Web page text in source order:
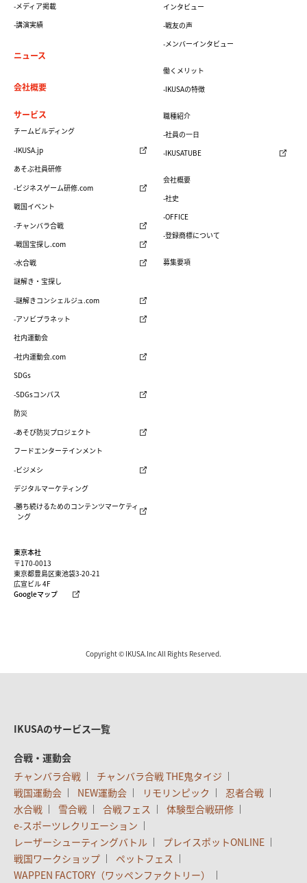
-メディア掲載
-講演実績
ニュース
会社概要
東京本社
〒170-0013
東京都豊島区東池袋3-20-21
広宣ビル 4F
Googleマップ
サービス
チームビルディング
-IKUSA.jp
あそぶ社員研修
-ビジネスゲーム研修.com
戦国イベント
-チャンバラ合戦
-戦国宝探し.com
-水合戦
謎解き・宝探し
-謎解きコンシェルジュ.com
-アソビプラネット
社内運動会
-社内運動会.com
SDGs
-SDGsコンパス
防災
-あそび防災プロジェクト
フードエンターテインメント
-ビジメシ
デジタルマーケティング
-勝ち続けるためのコンテンツマーケティ
ング
インタビュー
-戦友の声
-メンバーインタビュー
働くメリット
-IKUSAの特徴
職種紹介
-社員の一日
-IKUSATUBE
会社概要
-社史
-OFFICE
-登録商標について
募集要項
Copyright © IKUSA.Inc All Rights Reserved.
IKUSAのサービス一覧
合戦・運動会
チャンバラ合戦
チャンバラ合戦 THE鬼タイジ
戦国運動会
NEW運動会 リモリンピック
忍者合戦
水合戦
雪合戦 合戦フェス
体験型合戦研修
e-スポーツレクリエーション
レーザーシューティングバトル
プレイスポットONLINE
戦国ワークショップ
ペットフェス
WAPPEN FACTORY（ワッペンファクトリー）